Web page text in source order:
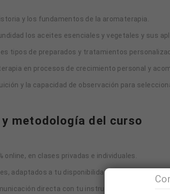
y los fundamentos de la aromaterapia.
los aceites esenciales y vegetales y sus
tipos de preparados y tratamientos
en procesos de crecimiento personal y
y la capacidad de observación para
metodología del curso
online, en clases privadas e individuales.
adaptados a tu disponibilidad.
directa con tu instructor en tiempo real.